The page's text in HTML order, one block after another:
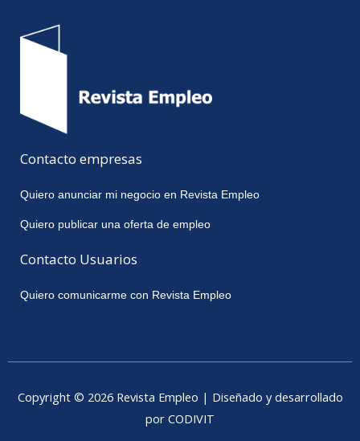
Contacto empresas
Quiero anunciar mi negocio en Revista Empleo
Quiero publicar una oferta de empleo
Contacto Usuarios
Quiero comunicarme con Revista Empleo
Copyright © 2026 Revista Empleo | Diseñado y desarrollado
por CODIVIT